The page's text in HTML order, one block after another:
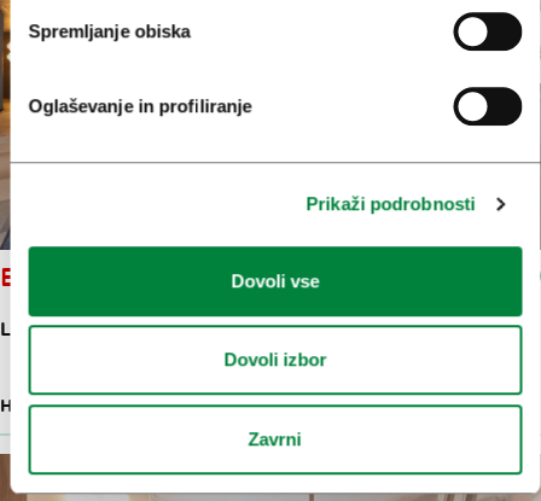
Spremljanje obiska
Oglaševanje in profiliranje
Prikaži podrobnosti
Dovoli vse
Dovoli izbor
Zavrni
BIT CENTER HOTEL
LITIJSKA CESTA 57
HOTEL 43 M